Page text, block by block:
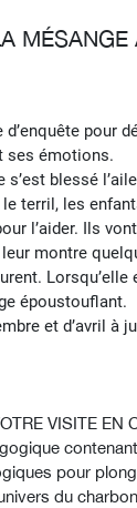
MÉSANGE
pour
ses émotions.
s’est blessé
terril, les
l’aider. Ils
montre
Lorsqu’elle
époustouflant.
et d’avril à
VISITE EN
pour
du